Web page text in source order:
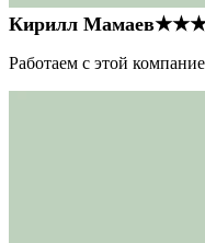
Кирилл Мамаев
Работаем с этой